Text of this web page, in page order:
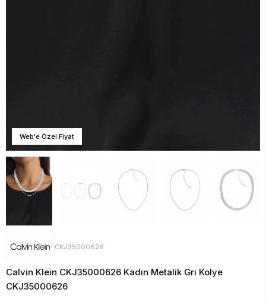
Web'e Özel Fiyat
CKJ35000626
Calvin Klein CKJ35000626 Kadın Metalik Gri Kolye
CKJ35000626